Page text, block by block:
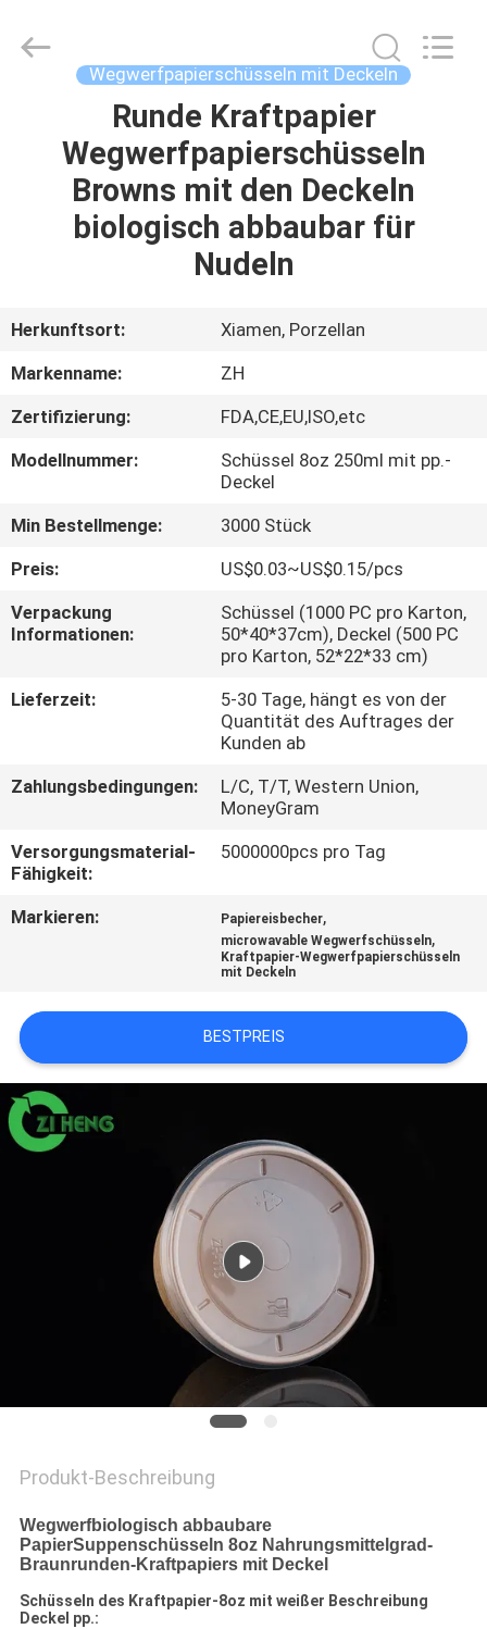
PRODUKTE
FABRIK-
QUALITÄTSKONTROLLE
TRETEN
SIE
MIT
UNS
IN
NACHRICHTEN
FORDERN
ZITAT
SITEMAP
DATENSCHUTZRICHTLINIE
Technology
Wegwerfpapierschüsseln mit Deckeln
Runde Kraftpapier
Wegwerfpapierschüsseln
Browns mit den Deckeln
biologisch abbaubar für
Nudeln
Herkunftsort:
Xiamen, Porzellan
Markenname:
ZH
Zertifizierung:
FDA,CE,EU,ISO,etc
Modellnummer:
Schüssel 8oz 250ml mit pp.-
Deckel
Min Bestellmenge:
3000 Stück
Preis:
US$0.03~US$0.15/pcs
Verpackung
Informationen:
Schüssel (1000 PC pro Karton,
50*40*37cm), Deckel (500 PC
pro Karton, 52*22*33 cm)
Lieferzeit:
5-30 Tage, hängt es von der
Quantität des Auftrages der
Kunden ab
Zahlungsbedingungen:
L/C, T/T, Western Union,
MoneyGram
Versorgungsmaterial-
Fähigkeit:
5000000pcs pro Tag
Markieren: Papiereisbecher,
microwavable Wegwerfschüsseln,
Kraftpapier-Wegwerfpapierschüsseln
mit Deckeln
BESTPREIS
Produkt-Beschreibung
Wegwerfbiologisch abbaubare
PapierSuppenschüsseln 8oz Nahrungsmittelgrad-
Braunrunden-Kraftpapiers mit Deckel
Schüsseln des Kraftpapier-8oz mit weißer Beschreibung
Deckel pp.: